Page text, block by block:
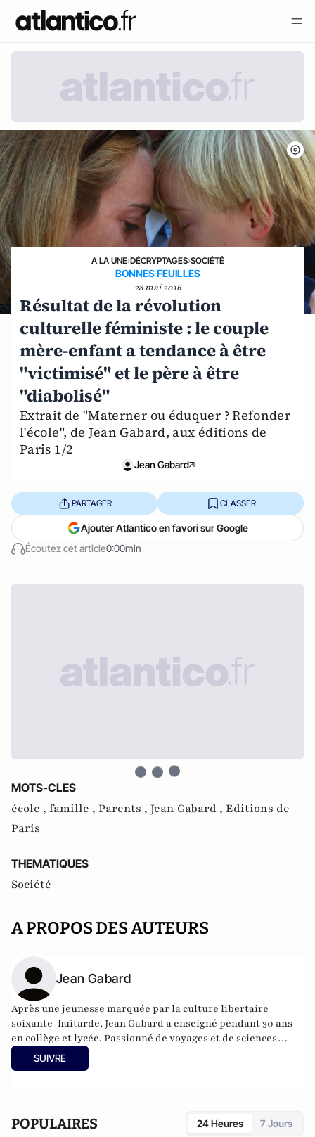
A LA UNE›DÉCRYPTAGES›SOCIÉTÉ
BONNES FEUILLES
28 mai 2016
Résultat de la révolution
culturelle féministe : le couple
mère-enfant a tendance à être
"victimisé" et le père à être
"diabolisé"
Extrait de "Materner ou éduquer ? Refonder
l'école", de Jean Gabard, aux éditions de
Paris 1/2
Jean Gabard
Écoutez cet article0:00min
PARTAGER CLASSER
Ajouter Atlantico en favori sur Google
MOTS-CLES
école , famille , Parents , Jean Gabard , Editions de
Paris
THEMATIQUES
Société
A PROPOS DES AUTEURS
Jean Gabard
Après une jeunesse marquée par la culture libertaire
soixante-huitarde, Jean Gabard a enseigné pendant 30 ans
en collège et lycée. Passionné de voyages et de sciences
humaines, il se consacre maintenant à l’écriture et à
l’animation de conférences-débats en France, en Belgique,
SUIVRE
POPULAIRES 24 Heures 7 Jours